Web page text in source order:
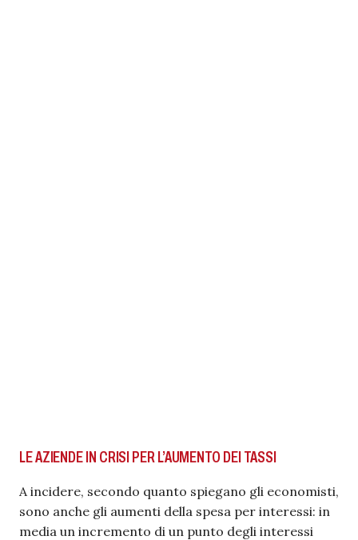
LE AZIENDE IN CRISI PER L’AUMENTO DEI TASSI
A incidere, secondo quanto spiegano gli economisti,
sono anche gli aumenti della spesa per interessi: in
media un incremento di un punto degli interessi